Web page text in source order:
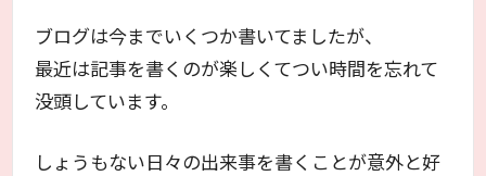
ブログは今までいくつか書いてましたが、
最近は記事を書くのが楽しくてつい時間を忘れて
没頭しています。
しょうもない日々の出来事を書くことが意外と好